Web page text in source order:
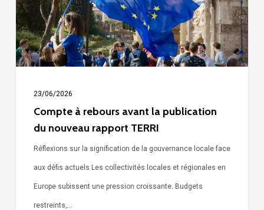
publication
du
nouveau
rapport
TERRI23/06/2026
Compte à rebours avant la publication
du nouveau rapport TERRI
Réflexions sur la signification de la gouvernance locale face
aux défis actuels Les collectivités locales et régionales en
Europe subissent une pression croissante. Budgets
restreints,…